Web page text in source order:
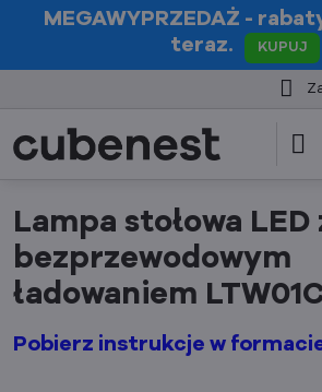
MEGAWYPRZEDAŻ -
teraz.
KUPUJ
Lampa stołowa LED
bezprzewodowym
ładowaniem
Pobierz instrukcje w